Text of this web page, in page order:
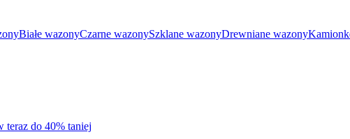
Białe wazonyCzarne wazonySzklane wazonyDrewniane wazony
teraz do 40% taniej